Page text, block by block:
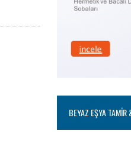
BEYAZ EŞYA